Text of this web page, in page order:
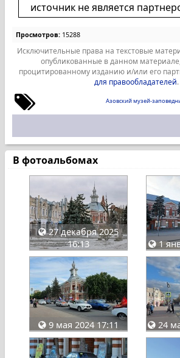
источник не является
Просмотров: 15288
Исключительные права на текстовые
опубликованные в данном
процитированному изданию и/или его
для правообладателей.
Азовский музей-
В фотоальбомах
27 декабря 2025
16:13
1
9 мая 2024 17:11 24